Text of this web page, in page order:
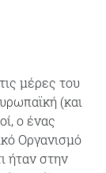
μέρες του
(και
ο ένας
Οργανισμό
ήταν στην